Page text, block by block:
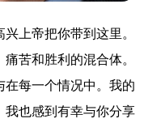
上帝把你带到这里。
苦和胜利的混合体。
每一个情况中。我的
我也感到有幸与你分享